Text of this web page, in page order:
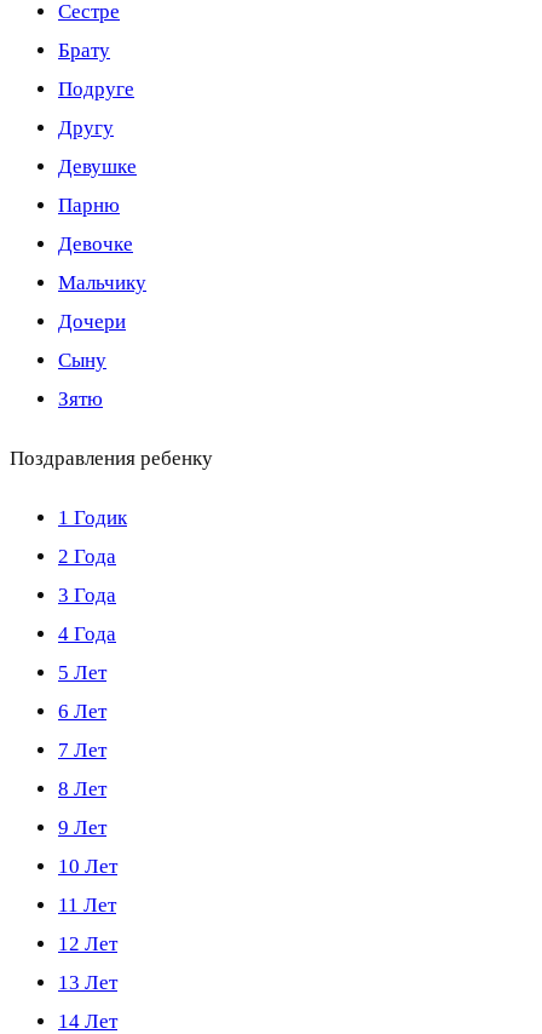
Сестре
Брату
Подруге
Другу
Девушке
Парню
Девочке
Мальчику
Дочери
Сыну
Зятю
Поздравления ребенку
1 Годик
2 Года
3 Года
4 Года
5 Лет
6 Лет
7 Лет
8 Лет
9 Лет
10 Лет
11 Лет
12 Лет
13 Лет
14 Лет